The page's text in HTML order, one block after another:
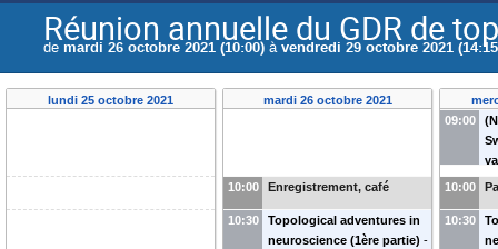
Réunion annuelle du GDR de
de mardi 26 octobre 2021 (10:00) àvendredi 29 octobre 2021
lundi 25 octobre 2021 mardi 26 octobre 2021
10:00 Enregistrement, café
10:30
Topological adventures in
neuroscience (1ère partie) -
09:00
(
10:00
10:30